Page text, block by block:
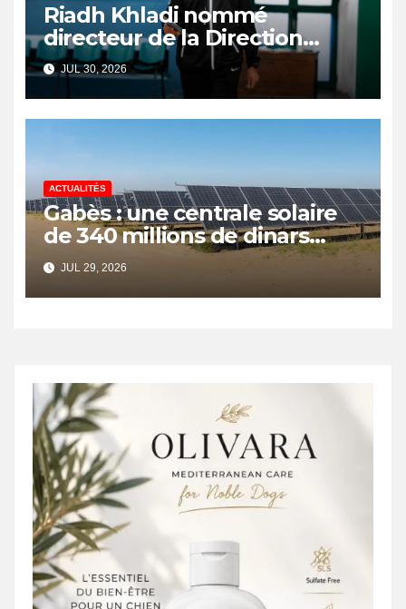
Riadh Khladi nommé
directeur de la Direction
Nationale de l’Arbitrage
JUL 30, 2026
ACTUALITÉS
Gabès : une centrale solaire
de 340 millions de dinars
pour renforcer la transition
énergétique et créer 400
emplois
JUL 29, 2026